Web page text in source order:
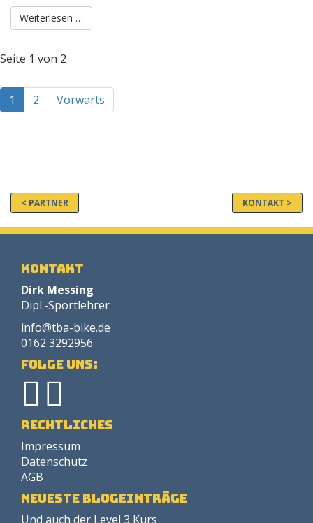
Weiterlesen …
Seite 1 von 2
1 (aktuell)
2 Vorwärts
< PARTNER KONTAKT >
Kontakt
Dirk Messing
Dipl.-Sportlehrer
info@tba-bike.de
0162 3292956
Folge uns:
Rechtliches
Impressum
Datenschutz
AGB
neueste Blogeinträge
Und auch der Level 3 Kurs